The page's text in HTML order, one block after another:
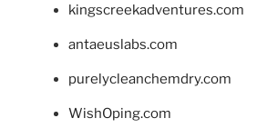
kingscreekadventures.com
antaeuslabs.com
purelycleanchemdry.com
WishOping.com